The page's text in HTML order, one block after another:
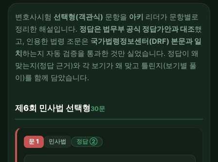
변호사시험 선택형(객관식) 문항을 아키 리더가 문항별로
정리한 해설입니다. 정답은 법무부 공식 정답가안과 대조했
고, 인용한 법령 조문은 국가법령정보센터(DRF) 본문과 일
치하는지 자동 검증을 통과한 것만 실었습니다. 정답이 왜
맞는지(정답 근거)와 각 보기가 왜 맞고 틀린지(보기별 풀
이)를 함께 담았습니다.
제6회 민사법 선택형30문
문 1 민사법 정답 ②